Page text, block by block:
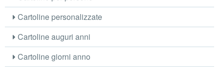
Cartoline personalizzate
Cartoline auguri anni
Cartoline giorni anno